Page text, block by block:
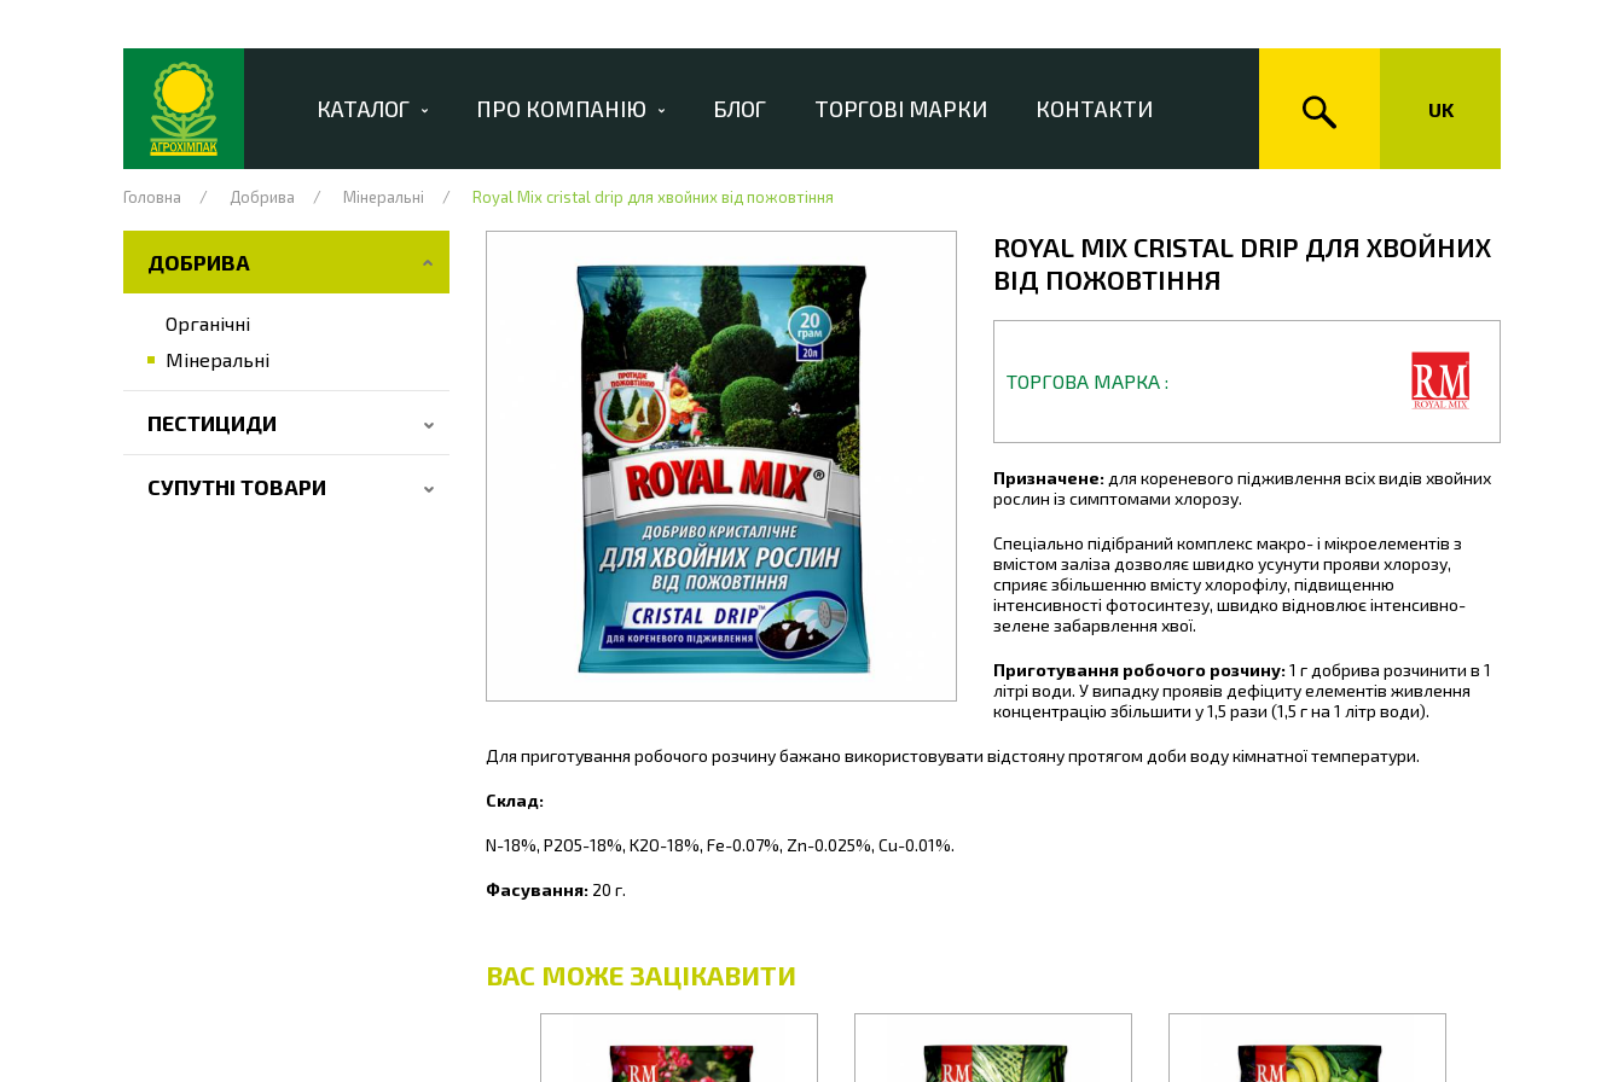
КАТАЛОГ ПРО КОМПАНІЮ БЛОГ ТОРГОВІ МАРКИ КОНТАКТИ UK
Головна Добрива Мінеральні Royal Mix cristal drip для хвойних від пожовтіння
ДОБРИВА
Органічні
Мінеральні
ПЕСТИЦИДИ
СУПУТНІ ТОВАРИ
ROYAL MIX CRISTAL DRIP ДЛЯ ХВОЙНИХ
ВІД ПОЖОВТІННЯ
ТОРГОВА МАРКА
Призначене: для кореневого підживлення всіх видів хвойних
рослин із симптомами хлорозу.
Спеціально підібраний комплекс макро- і мікроелементів з
вмістом заліза дозволяє швидко усунути прояви хлорозу,
сприяє збільшенню вмісту хлорофілу, підвищенню
інтенсивності фотосинтезу, швидко відновлює інтенсивно-
зелене забарвлення хвої.
Приготування робочого розчину:1 г добрива розчинити в 1
літрі води. У випадку проявів дефіциту елементів живлення
концентрацію збільшити у 1,5 рази (1,5 г на 1 літр води).
Для приготування робочого розчину бажано використовувати відстояну протягом доби воду кімнатної температури.
Склад:
N-18%, P2O5-18%, K2O-18%, Fe-0.07%, Zn-0.025%, Cu-0.01%.
Фасування: 20 г.
ВАС МОЖЕ ЗАЦІКАВИТИ